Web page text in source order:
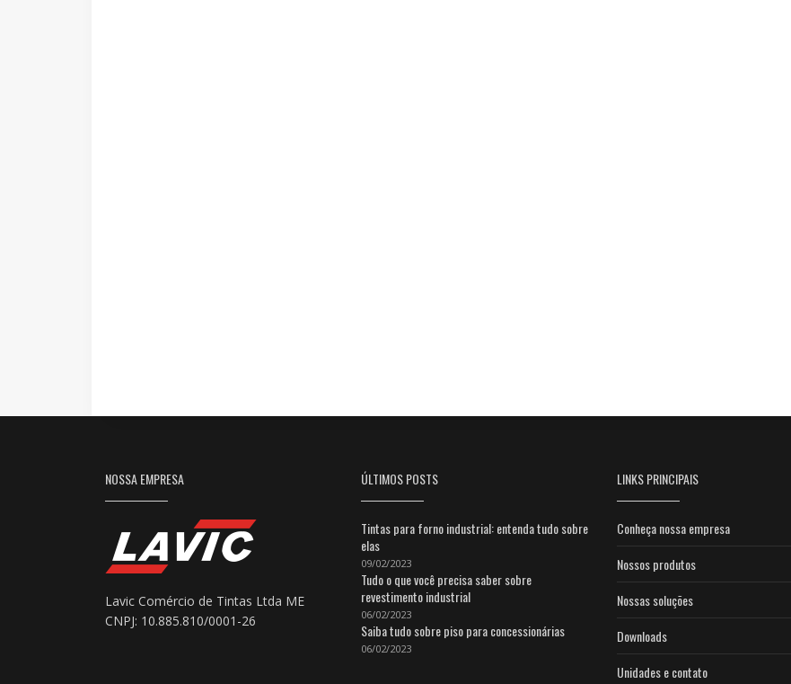
NOSSA EMPRESA
Lavic Comércio de Tintas Ltda ME
CNPJ: 10.885.810/0001-26
ÚLTIMOS POSTS
Tintas para forno industrial: entenda tudo sobre
elas
09/02/2023
Tudo o que você precisa saber sobre
revestimento industrial
06/02/2023
Saiba tudo sobre piso para concessionárias
06/02/2023
LINKS PRINCIPAIS
Conheça nossa empresa
Nossos produtos
Nossas soluções
Downloads
Unidades e contato